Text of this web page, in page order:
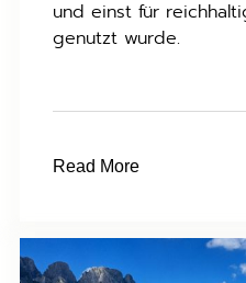
und einst für
genutzt wurde.
Read More